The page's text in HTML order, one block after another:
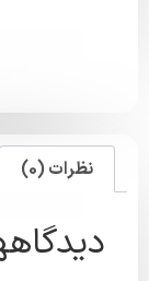
نظرات (0)
دیدگاهها